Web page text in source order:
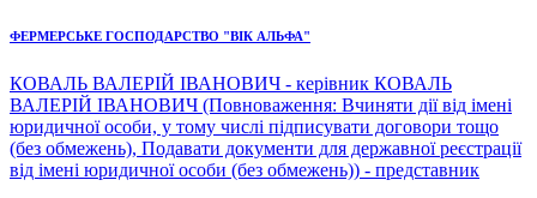
ФЕРМЕРСЬКЕ ГОСПОДАРСТВО "ВІК АЛЬФА"
КОВАЛЬ ВАЛЕРІЙ ІВАНОВИЧ - керівник КОВАЛЬ
ВАЛЕРІЙ ІВАНОВИЧ (Повноваження: Вчиняти дії від імені
юридичної особи, у тому числі підписувати договори тощо
(без обмежень), Подавати документи для державної реєстрації
від імені юридичної особи (без обмежень)) - представник